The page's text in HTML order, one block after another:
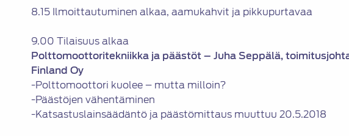
8.15 Ilmoittautuminen alkaa, aamukahvit ja pikkupurtavaa
9.00 Tilaisuus alkaa
Polttomoottoritekniikka ja päästöt – Juha Seppälä,
Finland Oy
-Polttomoottori kuolee – mutta milloin?
-Päästöjen vähentäminen
-Katsastuslainsäädäntö ja päästömittaus muuttuu 20.5.2018